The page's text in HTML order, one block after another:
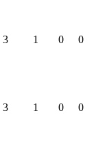
3 1 0 0
3 1 0 0